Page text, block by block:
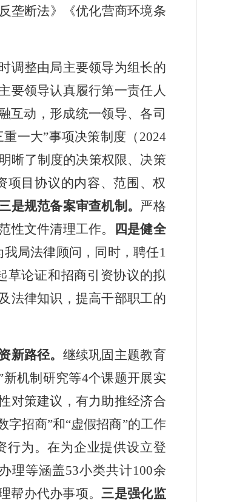
垄断法》《优化营商环境条
调整由局主要领导为组长的
要领导认真履行第一责任人
互动，形成统一领导、各司
重一大”事项决策制度（ 2024
晰了制度的决策权限、决策
项目协议的内容、范围、权
是规范备案审查机制。 严格
性文件清理工作。
四是健全
我局法律顾问，同时，聘任1
草论证和招商引资协议的拟
法律知识，提高干部职工的
新路径。 继续巩固主题教育
新机制研究等4个课题开展实
对策建议，有力助推经济合
字招商”和“虚假招商”的工作
行为。在为企业提供设立登
理等涵盖53小类共计100余
帮办代办事项。三是强化监